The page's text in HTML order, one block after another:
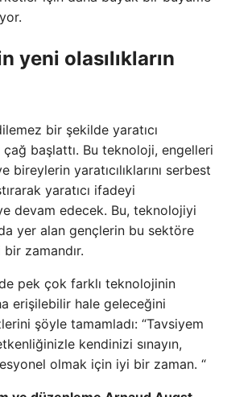
yeni olasılıkların
bir şekilde yaratıcı
çağ başlattı. Bu teknoloji, engelleri
bireylerin yaratıcılıklarını serbest
yaratıcı ifadeyi
devam edecek. Bu, teknolojiyi
yer alan gençlerin bu sektöre
zamandır.
pek çok farklı teknolojinin
erişilebilir hale geleceğini
şöyle tamamladı: “Tavsiyem
kendinizi sınayın,
olmak için iyi bir zaman. “